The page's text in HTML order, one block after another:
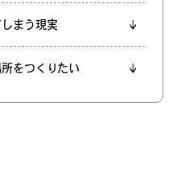
行きつけにつ
しまう現実
をつくりたい